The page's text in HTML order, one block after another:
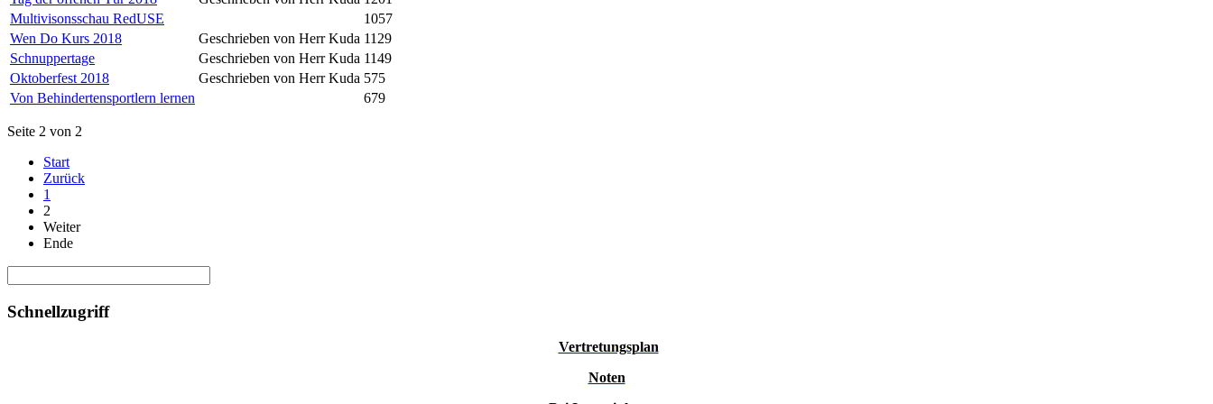
Multivisonsschau RedUSE
1057
Wen Do Kurs 2018
Geschrieben von Herr Kuda 1129
Schnuppertage
Geschrieben von Herr Kuda 1149
Oktoberfest 2018
Geschrieben von Herr Kuda 575
Von Behindertensportlern lernen
679
Seite 2 von 2
Start
Zurück
1
2
Weiter
Ende
Schnellzugriff
Vertretungsplan
Noten